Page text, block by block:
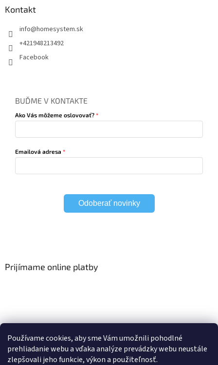
Používame cookies, aby sme Vám umožnili pohodlné
prehliadanie webu a vďaka analýze prevádzky webu neustále
zlepšovali jeho funkcie, výkon a použiteľnosť.
Kontakt
info@homesystem.sk
+421948213492
Facebook
BUĎME V KONTAKTE
Ako Vás môžeme oslovovať?
Emailová adresa
Odoberať novinky
Prijímame online platby